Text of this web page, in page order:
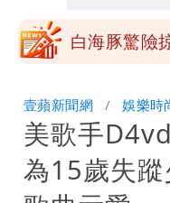
砸重金再買
白海豚驚險
「終於能交
白海豚颱風
變強」 路
壹蘋新聞網 娛樂時
美歌手
為15歲失